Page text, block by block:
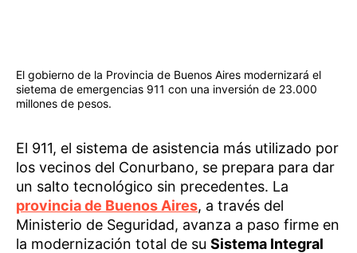
El gobierno de la Provincia de Buenos Aires modernizará el
sietema de emergencias 911 con una inversión de 23.000
millones de pesos.
El 911, el sistema de asistencia más utilizado por
los vecinos del Conurbano, se prepara para dar
un salto tecnológico sin precedentes. La
provincia de Buenos Aires, a través del
Ministerio de Seguridad, avanza a paso firme en
la modernización total de su Sistema Integral